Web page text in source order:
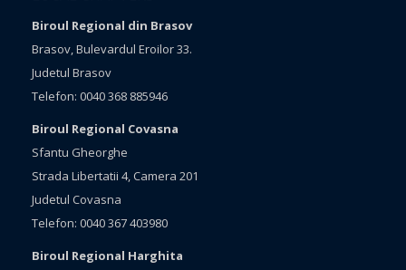
Biroul Regional din Brasov
Brasov, Bulevardul Eroilor 33.
Judetul Brasov
Telefon: 0040 368 885946
Biroul Regional Covasna
Sfantu Gheorghe
Strada Libertatii 4, Camera 201
Judetul Covasna
Telefon: 0040 367 403980
Biroul Regional Harghita